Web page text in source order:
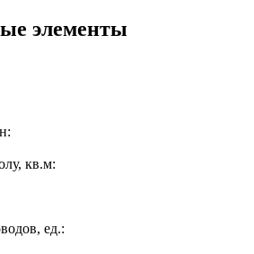
элементы
кв.м:
ед.: